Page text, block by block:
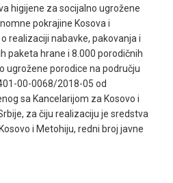
higijene za socijalno ugrožene
pokrajine Kosova i
realizaciji nabavke, pakovanja i
paketa hrane i 8.000 porodičnih
ugrožene porodice na području
00-0068/2018-05 od
sa Kancelarijom za Kosovo i
za čiju realizaciju je sredstva
i Metohiju, redni broj javne